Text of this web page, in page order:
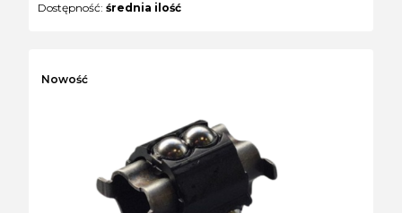
Dostępność: średnia ilość
Nowość